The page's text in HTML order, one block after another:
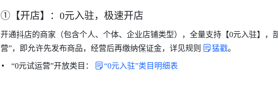
①【开店】：0元入驻，极速开店
开通抖店的商家（包含个人、个体、企业店铺类型），全量支持【0元入驻】，
营”，即允许先发布商品，经营后再缴纳保证金，详见规则
猛戳。
“0元试运营”开放类目： “0元入驻”类目明细表